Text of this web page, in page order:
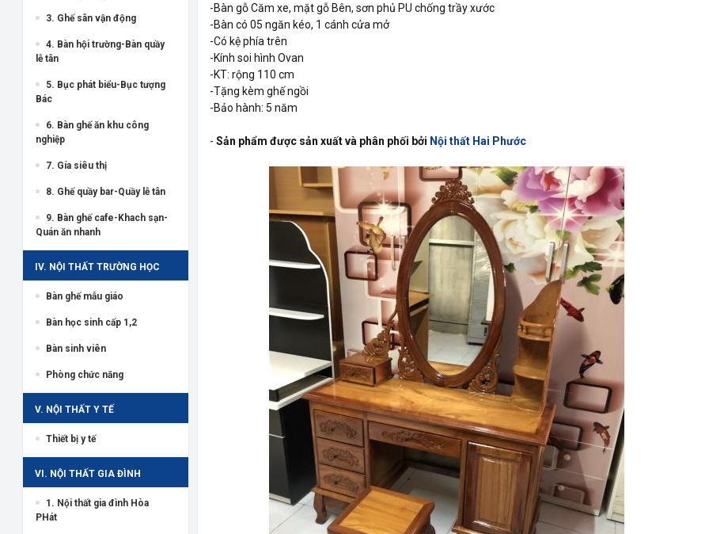
3. Ghế sân vận động
4. Bàn hội trường-Bàn quầy
lễ tân
5. Bục phát biểu-Bục tượng
Bác
6. Bàn ghế ăn khu công
nghiệp
7. Gía siêu thị
8. Ghế quầy bar-Quầy lễ tân
9. Bàn ghế cafe-Khach sạn-
Quán ăn nhanh
IV. NỘI THẤT TRƯỜNG HỌC
Bàn ghế mẫu giáo
Bàn học sinh cấp 1,2
Bàn sinh viên
Phòng chức năng
V. NỘI THẤT Y TẾ
Thiết bị y tế
VI. NỘI THẤT GIA ĐÌNH
1. Nội thất gia đình Hòa
PHát
-Bàn gỗ Căm xe, mặt gỗ Bên, sơn phủ PU chống trầy xước
-Bàn có 05 ngăn kéo, 1 cánh cửa mở
-Có kệ phía trên
-Kính soi hình Ovan
-KT: rộng 110 cm
-Tặng kèm ghế ngồi
-Bảo hành: 5 năm
- Sản phẩm được sản xuất và phân phối bởi Nội thất Hai Phước